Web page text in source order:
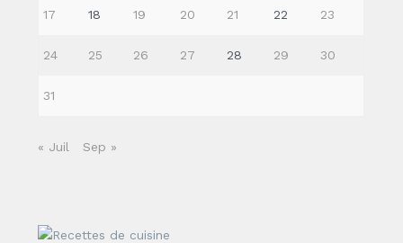
17 18 19 20 21 22 23
24 25 26 27 28 29 30
31
« Juil Sep »